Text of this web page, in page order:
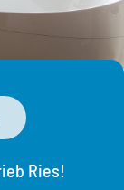
Ries!